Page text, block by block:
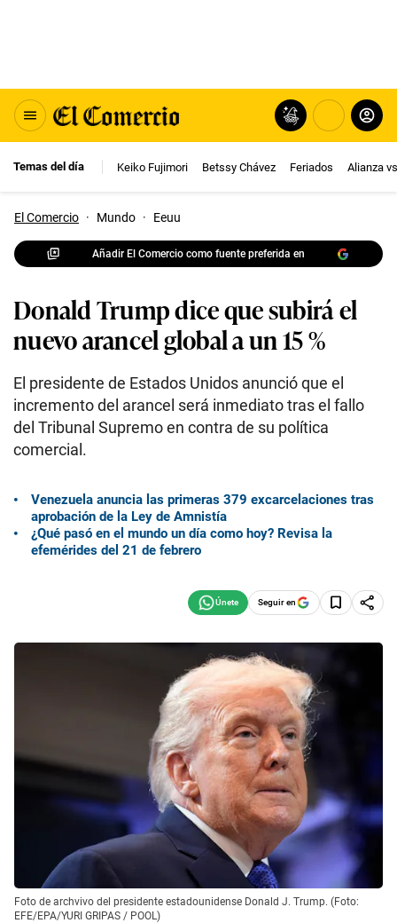
Temas del día Keiko Fujimori Betssy Chávez Feriados Alianza
El Comercio · Mundo · Eeuu
Añadir El Comercio como fuente preferida en
Donald Trump dice que subirá el
nuevo arancel global a un 15 %
El presidente de Estados Unidos anunció que el
incremento del arancel será inmediato tras el fallo
del Tribunal Supremo en contra de su política
comercial.
Venezuela anuncia las primeras 379 excarcelaciones tras
aprobación de la Ley de Amnistía
¿Qué pasó en el mundo un día como hoy? Revisa la
efemérides del 21 de febrero
Seguir en
Foto de archvivo del presidente estadounidense Donald J. Trump. (Foto:
EFE/EPA/YURI GRIPAS / POOL)